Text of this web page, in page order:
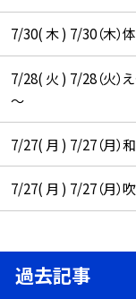
7/30( 木 ) 7/30（木）
7/28( 火 ) 7/28（火）
～
7/27( 月 ) 7/27（月）
7/27( 月 ) 7/27（月）
過去記事